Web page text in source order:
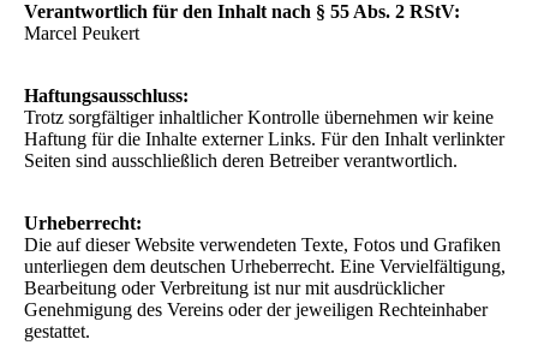
Verantwortlich für den Inhalt nach § 55 Abs. 2 RStV:
Marcel Peukert
Haftungsausschluss:
Trotz sorgfältiger inhaltlicher Kontrolle übernehmen wir keine
Haftung für die Inhalte externer Links. Für den Inhalt verlinkter
Seiten sind ausschließlich deren Betreiber verantwortlich.
Urheberrecht:
Die auf dieser Website verwendeten Texte, Fotos und Grafiken
unterliegen dem deutschen Urheberrecht. Eine Vervielfältigung,
Bearbeitung oder Verbreitung ist nur mit ausdrücklicher
Genehmigung des Vereins oder der jeweiligen Rechteinhaber
gestattet.